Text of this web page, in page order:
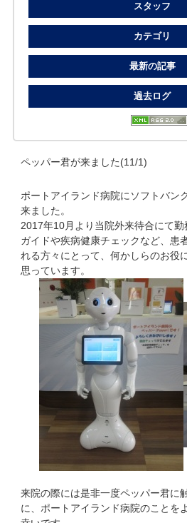
スタッフ
カテゴリ
最新の記事
過去ログ
ペッパー君が来ました(11/1)
ポートアイランド病院にソフトバン
来ました。
2017年10月より当院外来待合にて
ガイドや疾病健康チェックなど、患
れる方々にとって、何かしらのお役
思っています。
来院の際には是非一度ペッパー君に
に、ポートアイランド病院のことを